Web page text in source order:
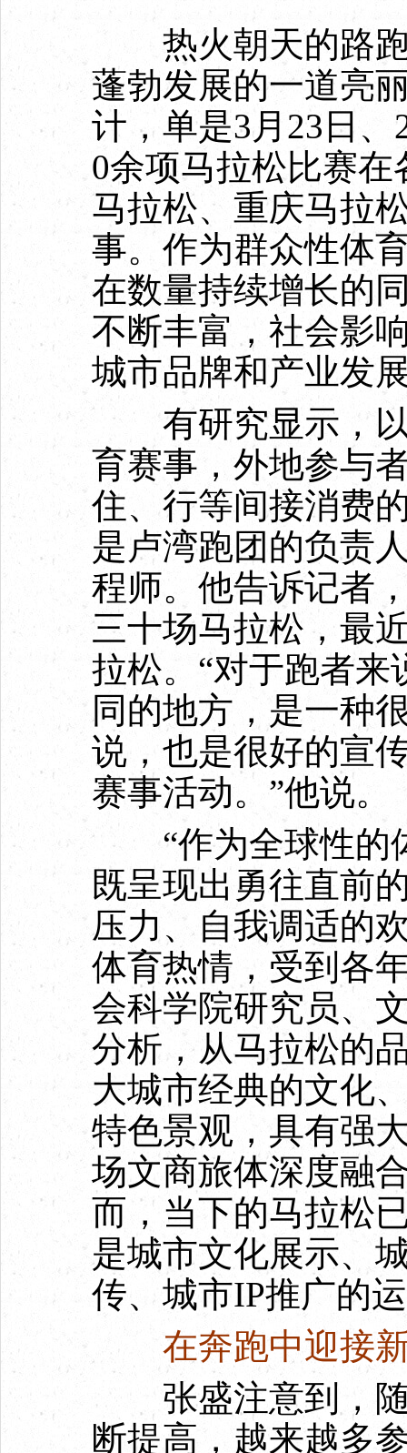
热火朝天的路跑
蓬勃发展的一道亮
计，单是3月23日
0余项马拉松比赛
马拉松、重庆马拉
事。作为群众性体
在数量持续增长的
不断丰富，社会影
城市品牌和产业发
有研究显示，以
育赛事，外地参与
住、行等间接消费
是卢湾跑团的负责
程师。他告诉记者
三十场马拉松，最
拉松。“对于跑者
同的地方，是一种
说，也是很好的宣
赛事活动。”他说。
“作为全球性的体
既呈现出勇往直前
压力、自我调适的
体育热情，受到各
会科学院研究员、
分析，从马拉松的
大城市经典的文化
特色景观，具有强
场文商旅体深度融
而，当下的马拉松
是城市文化展示、
传、城市IP推广的
在奔跑中迎接
张盛注意到，随
断提高，越来越多